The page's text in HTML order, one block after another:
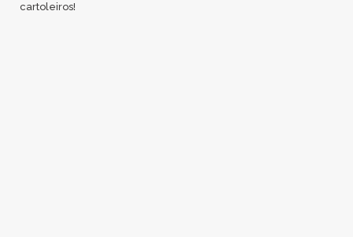
cartoleiros!